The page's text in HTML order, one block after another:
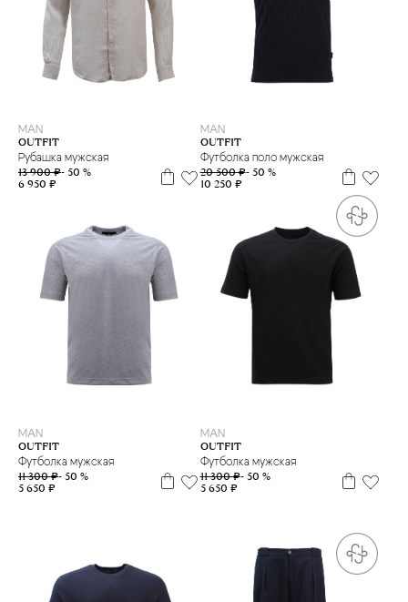
MAN
OUTFIT
Рубашка мужская
13 900 ₽- 50 %
6 950 ₽
MAN
OUTFIT
Футболка поло мужская
20 500 ₽- 50 %
10 250 ₽
MAN
OUTFIT
Футболка мужская
11 300 ₽- 50 %
5 650 ₽
MAN
OUTFIT
Футболка мужская
11 300 ₽- 50 %
5 650 ₽